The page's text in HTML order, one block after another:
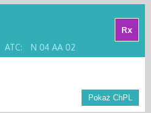
Rx
ATC: N 04 AA 02
Pokaż ChPL